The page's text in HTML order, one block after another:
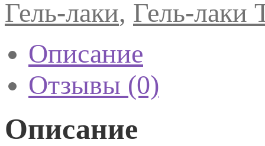
Гель-лаки, Гель-лаки
Описание
Отзывы (0)
Описание